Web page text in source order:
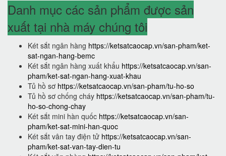
Danh mục các sản phẩm được sản
xuất tại nhà máy chúng tôi
Két sắt ngân hàng https://ketsatcaocap.vn/san-pham/ket-
sat-ngan-hang-bemc
Két sắt ngân hàng xuất khẩu https://ketsatcaocap.vn/san-
pham/ket-sat-ngan-hang-xuat-khau
Tủ hồ sơ https://ketsatcaocap.vn/san-pham/tu-ho-so
Tủ hồ sơ chống cháy https://ketsatcaocap.vn/san-pham/tu-
ho-so-chong-chay
Két sắt mini hàn quốc https://ketsatcaocap.vn/san-
pham/ket-sat-mini-han-quoc
Két sắt vân tay điện tử https://ketsatcaocap.vn/san-
pham/ket-sat-van-tay-dien-tu